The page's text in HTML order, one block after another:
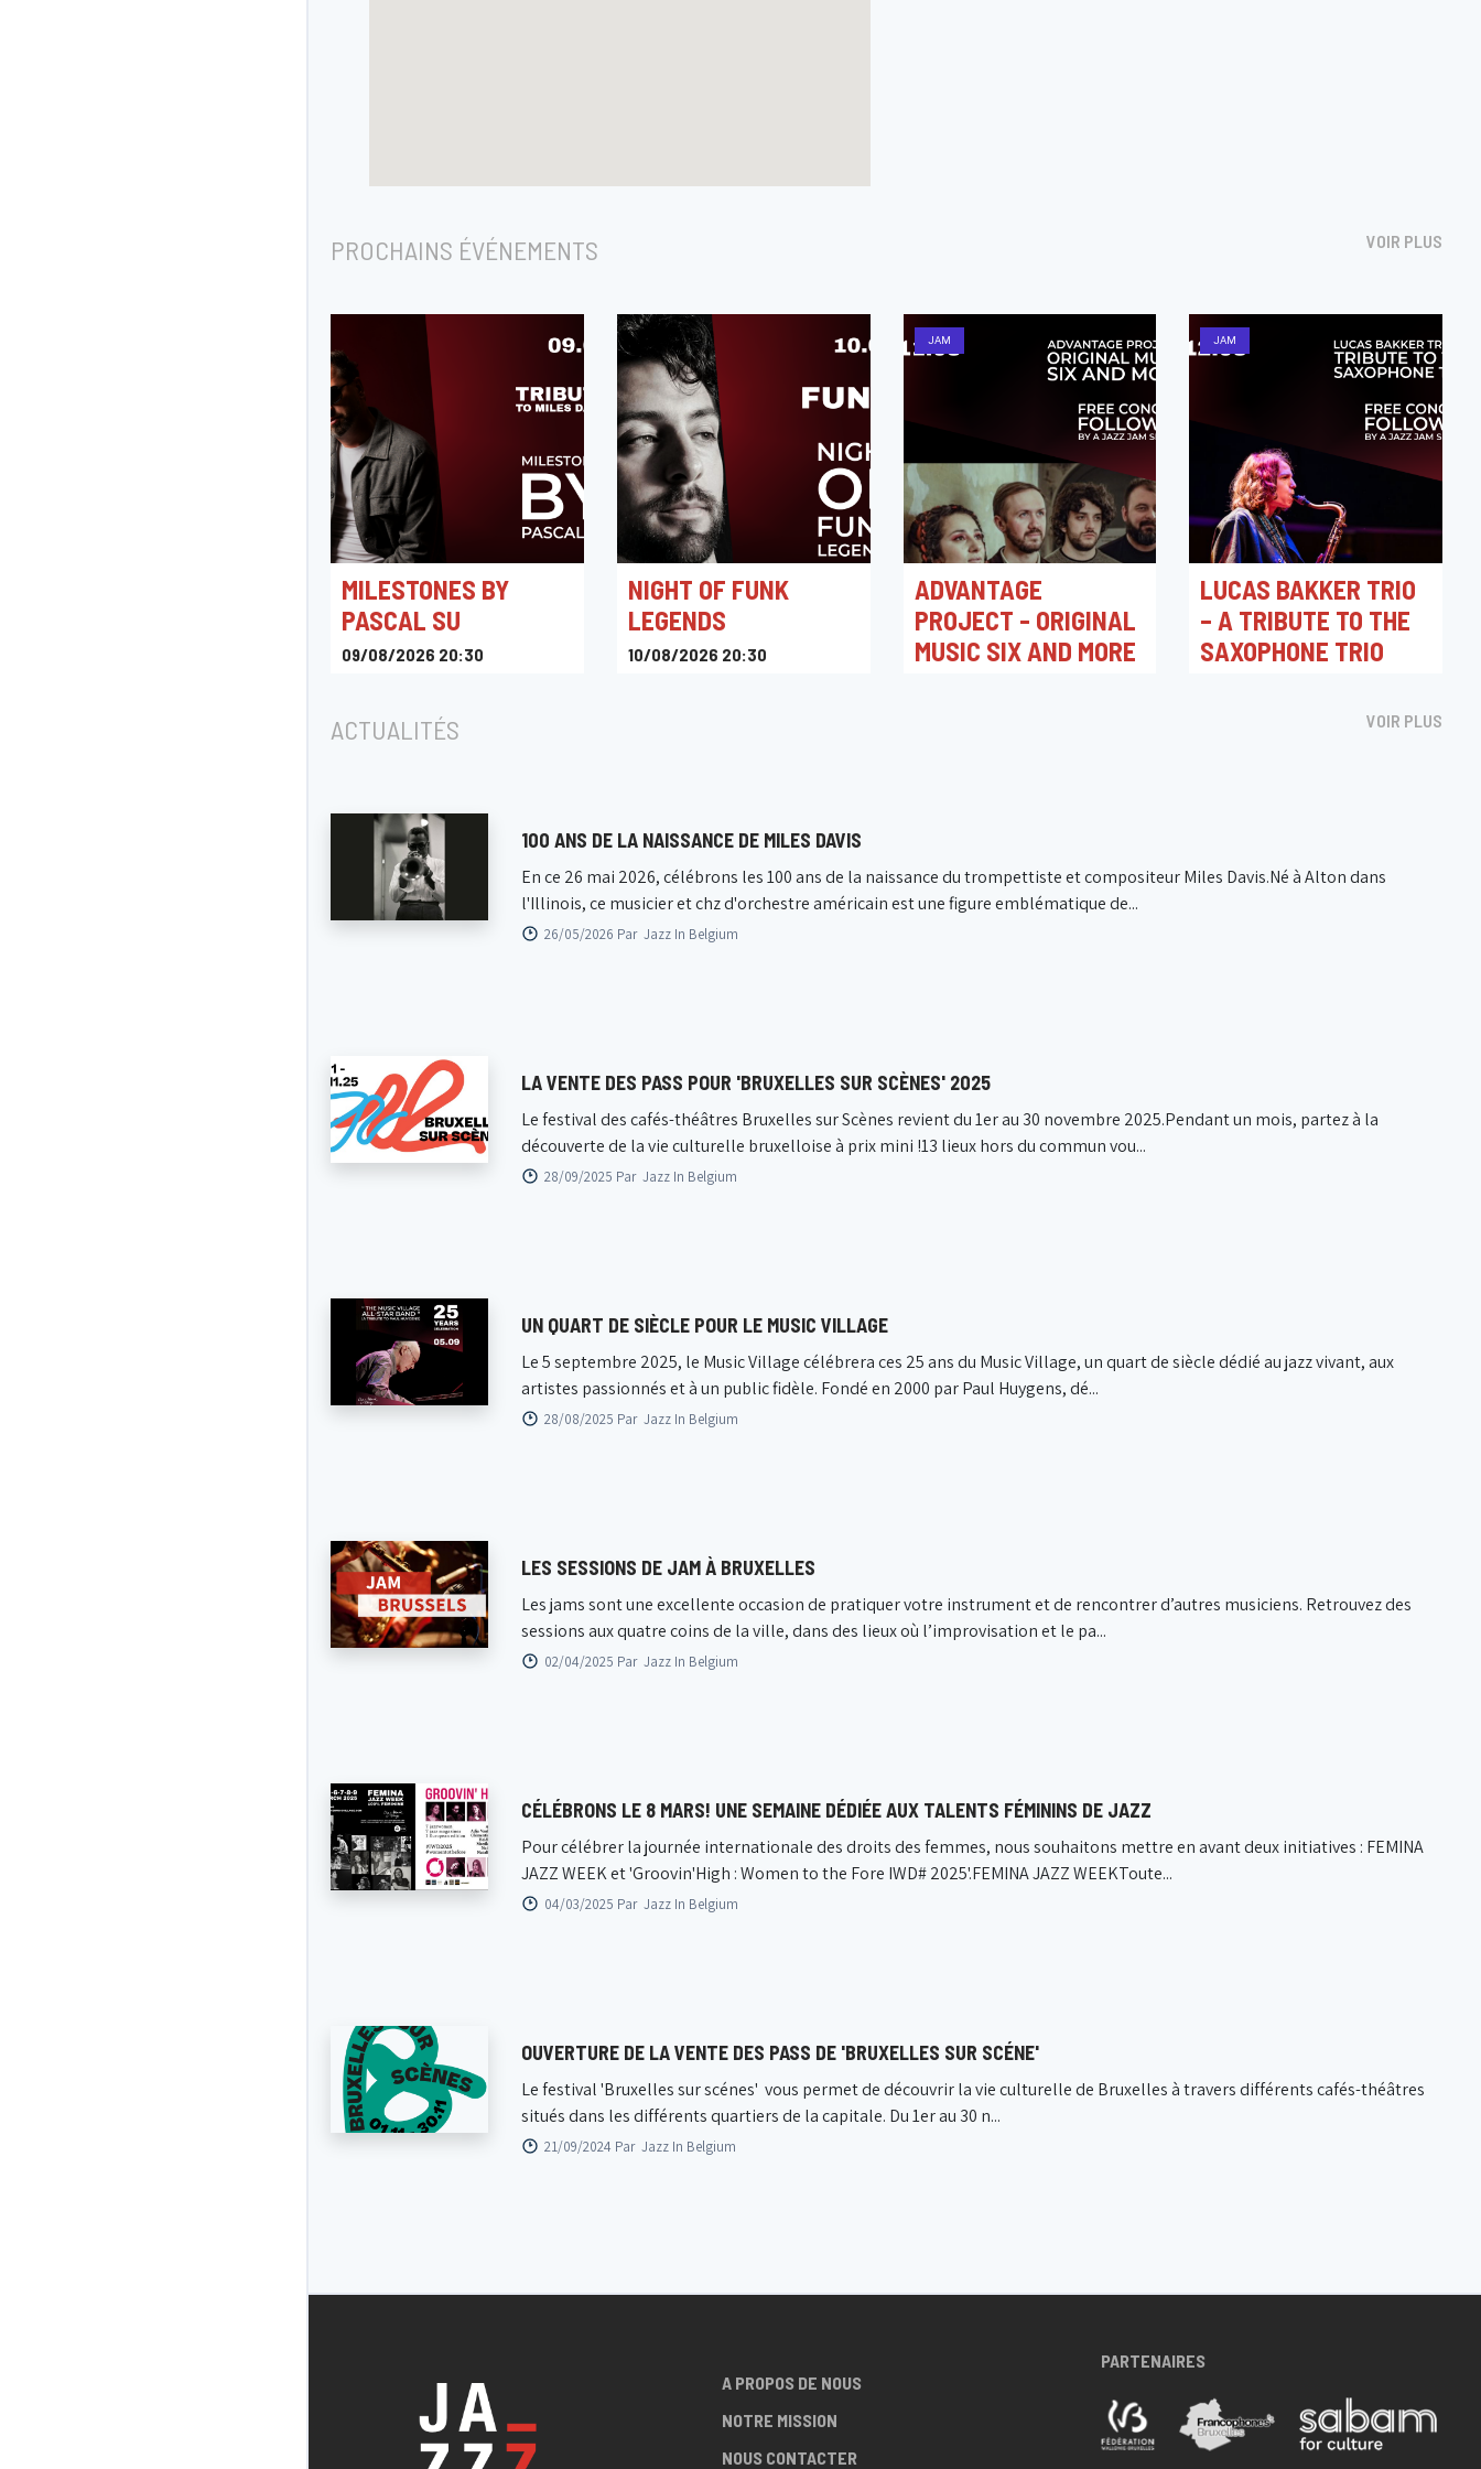
PROCHAINS ÉVÉNEMENTS VOIR PLUS
MILESTONES BY
PASCAL SU
09/08/2026 20:30
NIGHT OF FUNK
LEGENDS
10/08/2026 20:30
JAM
ADVANTAGE
PROJECT - ORIGINAL
MUSIC SIX AND MORE
JAM
LUCAS BAKKER TRIO
– A TRIBUTE TO THE
SAXOPHONE TRIO
ACTUALITÉS VOIR PLUS
100 ANS DE LA NAISSANCE DE MILES DAVIS
En ce 26 mai 2026, célébrons les 100 ans de la naissance du trompettiste et compositeur Miles Davis.Né à Alton dans
l'Illinois, ce musicier et chz d'orchestre américain est une figure emblématique de...
26/05/2026 ParJazz In Belgium
LA VENTE DES PASS POUR 'BRUXELLES SUR SCÈNES' 2025
Le festival des cafés-théâtres Bruxelles sur Scènes revient du 1er au 30 novembre 2025.Pendant un mois, partez à la
découverte de la vie culturelle bruxelloise à prix mini !13 lieux hors du commun vou...
28/09/2025 ParJazz In Belgium
UN QUART DE SIÈCLE POUR LE MUSIC VILLAGE
Le 5 septembre 2025, le Music Village célébrera ces 25 ans du Music Village, un quart de siècle dédié au jazz vivant, aux
artistes passionnés et à un public fidèle. Fondé en 2000 par Paul Huygens, dé...
28/08/2025 ParJazz In Belgium
LES SESSIONS DE JAM À BRUXELLES
Les jams sont une excellente occasion de pratiquer votre instrument et de rencontrer d’autres musiciens. Retrouvez des
sessions aux quatre coins de la ville, dans des lieux où l’improvisation et le pa...
02/04/2025 ParJazz In Belgium
CÉLÉBRONS LE 8 MARS! UNE SEMAINE DÉDIÉE AUX TALENTS FÉMININS DE JAZZ
Pour célébrer la journée internationale des droits des femmes, nous souhaitons mettre en avant deux initiatives : FEMINA
JAZZ WEEK et 'Groovin'High : Women to the Fore IWD# 2025'.FEMINA JAZZ WEEKToute...
04/03/2025 ParJazz In Belgium
OUVERTURE DE LA VENTE DES PASS DE 'BRUXELLES SUR SCÉNE'
Le festival 'Bruxelles sur scénes' vous permet de découvrir la vie culturelle de Bruxelles à travers différents cafés-théâtres
situés dans les différents quartiers de la capitale. Du 1er au 30 n...
21/09/2024 ParJazz In Belgium
A PROPOS DE NOUS
NOTRE MISSION
NOUS CONTACTER
PARTENAIRES